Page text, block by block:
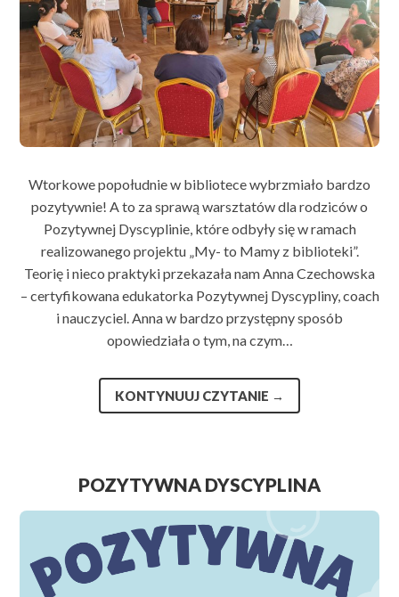
Wtorkowe popołudnie w bibliotece wybrzmiało bardzo
pozytywnie! A to za sprawą warsztatów dla rodziców o
Pozytywnej Dyscyplinie, które odbyły się w ramach
realizowanego projektu „My- to Mamy z biblioteki”.
Teorię i nieco praktyki przekazała nam Anna Czechowska
– certyfikowana edukatorka Pozytywnej Dyscypliny, coach
i nauczyciel. Anna w bardzo przystępny sposób
opowiedziała o tym, na czym…
KONTYNUUJ CZYTANIE →
POZYTYWNA DYSCYPLINA